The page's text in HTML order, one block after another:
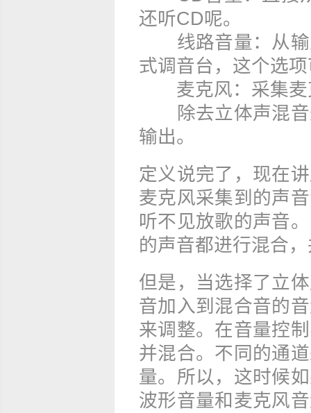
还听CD呢。
线路音量：从输
式调音台，这个选
麦克风：采集麦
除去立体声混音
输出。
定义说完了，现在
麦克风采集到的声
听不见放歌的声音
的声音都进行混合
但是，当选择了立
音加入到混合音的
来调整。在音量控
并混合。不同的通
量。所以，这时候
波形音量和麦克风